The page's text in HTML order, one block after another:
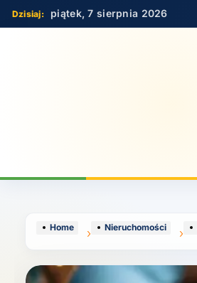
Skip
to
piątek, 7 sierpnia 2026
Home Nieruchomości